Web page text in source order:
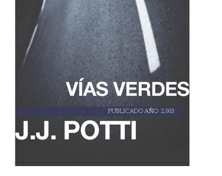
CUENTA
CONTACTO